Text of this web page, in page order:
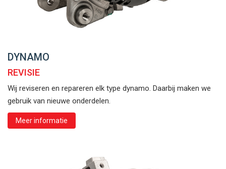
DYNAMO
REVISIE
Wij reviseren en repareren elk type dynamo. Daarbij maken we
gebruik van nieuwe onderdelen.
Meer informatie